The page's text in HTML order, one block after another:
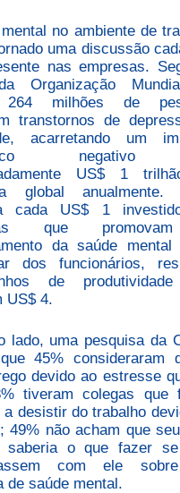
no ambiente de
uma discussão
nas empresas.
Organização
264 milhões de
transtornos de
acarretando um
US$ 1
global anualmente.
cada US$ 1
que
da saúde
dos funcionários,
de
US$ 4.
lado, uma pesquisa da
45% consideraram
devido ao estresse
tiveram colegas que
a desistir do trabalho
49% não acham que
saberia o que fazer
com ele
de saúde mental.